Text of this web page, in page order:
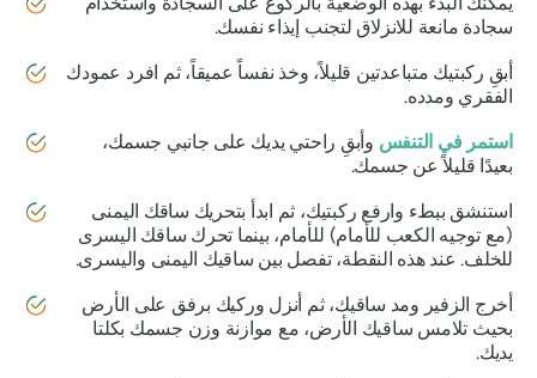
سجادة مانعة للانزلاق لتجنب إيذاء نفسك.
أبقِ ركبتيك متباعدتين قليلاً، وخذ نفساً عميقاً، ثم افرد عمودك
الفقري ومدده.
استمر في التنفسوأبقِ راحتي يديك على جانبي جسمك،
بعيدًا قليلاً عن جسمك.
استنشق ببطء وارفع ركبتيك، ثم ابدأ بتحريك ساقك اليمنى
(مع توجيه الكعب للأمام) للأمام، بينما تحرك ساقك اليسرى
للخلف. عند هذه النقطة، تفصل بين ساقيك اليمنى واليسرى.
أخرج الزفير ومد ساقيك، ثم أنزل وركيك برفق على الأرض
بحيث تلامس ساقيك الأرض، مع موازنة وزن جسمك بكلتا
يديك.